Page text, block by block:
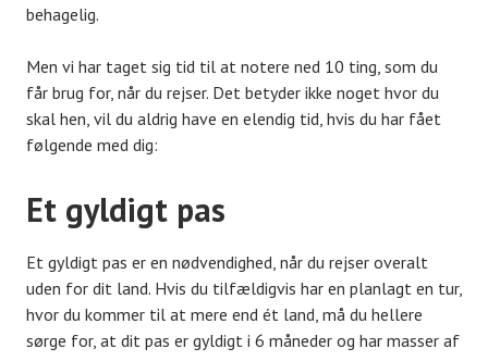
behagelig.
Men vi har taget sig tid til at notere ned 10 ting, som du
får brug for, når du rejser. Det betyder ikke noget hvor du
skal hen, vil du aldrig have en elendig tid, hvis du har fået
følgende med dig:
Et gyldigt pas
Et gyldigt pas er en nødvendighed, når du rejser overalt
uden for dit land. Hvis du tilfældigvis har en planlagt en tur,
hvor du kommer til at mere end ét land, må du hellere
sørge for, at dit pas er gyldigt i 6 måneder og har masser af